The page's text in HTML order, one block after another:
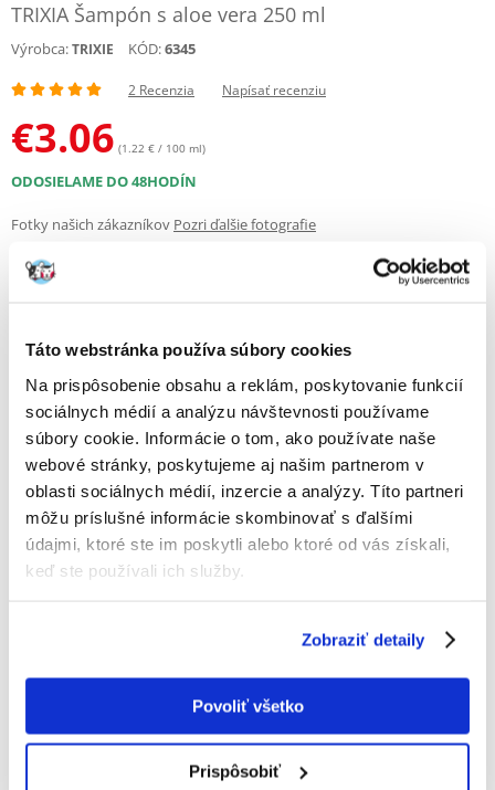
Táto webstránka používa súbory cookies
Na prispôsobenie obsahu a reklám, poskytovanie funkcií
sociálnych médií a analýzu návštevnosti používame
súbory cookie. Informácie o tom, ako používate naše
webové stránky, poskytujeme aj našim partnerom v
oblasti sociálnych médií, inzercie a analýzy. Títo partneri
môžu príslušné informácie skombinovať s ďalšími
údajmi, ktoré ste im poskytli alebo ktoré od vás získali,
keď ste používali ich služby.
Zobraziť detaily
Povoliť všetko
Prispôsobiť
TRIXIA Šampón s aloe vera 250 ml
Výrobca:TRIXIE KÓD:6345
2 Recenzia Napísať recenziu
€3.06 (1.22 € / 100 ml)
ODOSIELAME DO 48HODÍN
Fotky našich zákazníkov Pozri ďalšie fotografie
100%
Recommend
100% ZÁKAZNÍCI ODPORÚČAJÚ TENTO PRODUKT
NAPÍSAŤ RECENZIU
Ideálne pre dlhosrsté plemená.
Aloe šampón je jemný produkt pre starostlivosť o srsť psov, obzvlášť
odporúčaný pre dlhosrsté plemená a psy s citlivou kožou. Vďaka
vlastnosti a zároveň hydratuje a upokojuje podráždenie.